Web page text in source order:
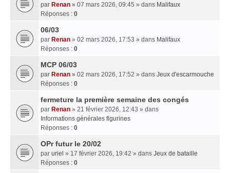
par Renan » 07 mars 2026, 09:45 » dans Malifaux
Réponses : 0
06/03
par Renan » 02 mars 2026, 17:53 » dans Malifaux
Réponses : 0
MCP 06/03
par Renan » 02 mars 2026, 17:52 » dans Jeux d'escarmouche
Réponses : 0
fermeture la première semaine des congés
par Renan » 21 février 2026, 12:43 » dans
Informations générales figurines
Réponses : 0
OPr futur le 20/02
par uriel » 17 février 2026, 19:42 » dans Jeux de bataille
Réponses : 0